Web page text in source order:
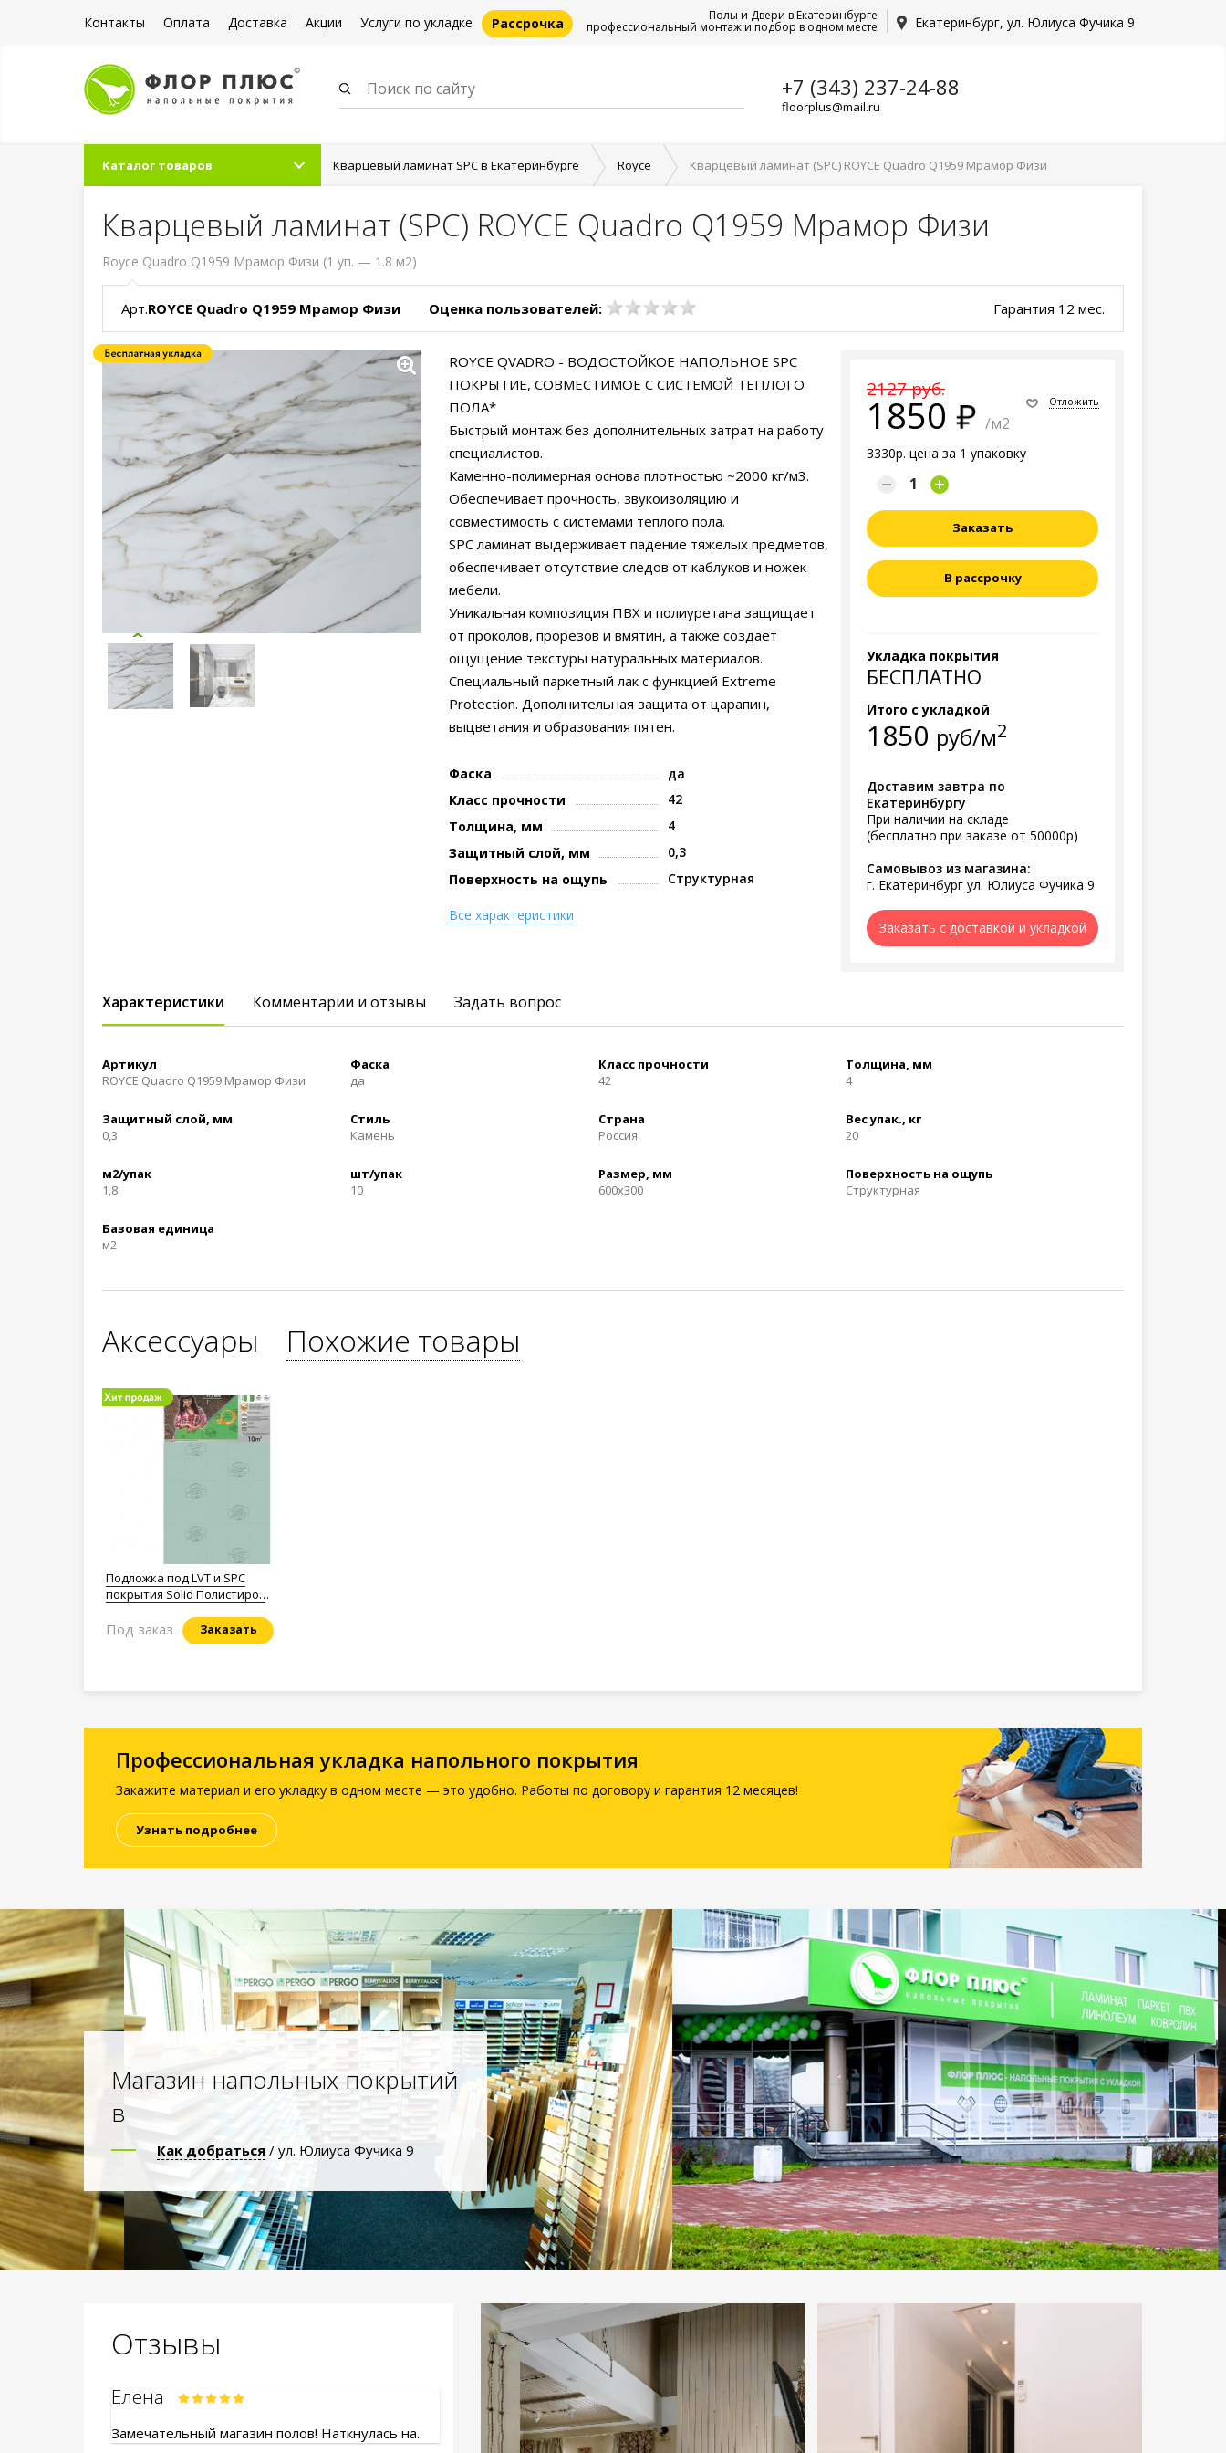
Контакты Оплата Доставка Акции Услуги по укладке Рассрочка Екатеринбург, ул. Юлиуса Фучика 9
Полы и Двери в Екатеринбурге
профессиональный монтаж и подбор в одном месте
+7 (343) 237-24-88
floorplus@mail.ru
Каталог товаров Кварцевый ламинат SPC в Екатеринбурге Royce Кварцевый ламинат (SPC) ROYCE Quadro Q1959 Мрамор Физи
Кварцевый ламинат (SPC) ROYCE Quadro Q1959 Мрамор Физи
Royce Quadro Q1959 Мрамор Физи (1 уп. — 1.8 м2)
Арт.ROYCE Quadro Q1959 Мрамор Физи Оценка пользователей: Гарантия 12 мес.
2127 руб.
1850 /м2
3330р. цена за 1 упаковку
Отложить
Заказать
В рассрочку
Укладка покрытия
БЕСПЛАТНО
Итого с укладкой
1850 руб/м2
Доставим завтра по
Екатеринбургу
При наличии на складе
(бесплатно при заказе от 50000р)
Самовывоз из магазина:
г. Екатеринбург ул. Юлиуса Фучика 9
Заказать с доставкой и укладкой
ROYCE QVADRO - ВОДОСТОЙКОЕ НАПОЛЬНОЕ SPC
ПОКРЫТИЕ, СОВМЕСТИМОЕ С СИСТЕМОЙ ТЕПЛОГО
ПОЛА*
Быстрый монтаж без дополнительных затрат на работу
специалистов.
Каменно-полимерная основа плотностью ~2000 кг/м3.
Обеспечивает прочность, звукоизоляцию и
совместимость с системами теплого пола.
SPC ламинат выдерживает падение тяжелых предметов,
обеспечивает отсутствие следов от каблуков и ножек
мебели.
Уникальная композиция ПВХ и полиуретана защищает
от проколов, прорезов и вмятин, а также создает
ощущение текстуры натуральных материалов.
Специальный паркетный лак с функцией Extreme
Protection. Дополнительная защита от царапин,
выцветания и образования пятен.
Фаска
да
Класс прочности
42
Толщина, мм
4
Защитный слой, мм
0,3
Поверхность на ощупь
Структурная
Все характеристики
Характеристики Комментарии и отзывы Задать вопрос
Артикул
ROYCE Quadro Q1959 Мрамор Физи
Фаска
да
Класс прочности
42
Толщина, мм
4
Защитный слой, мм
0,3
Стиль
Камень
Страна
Россия
Вес упак., кг
20
м2/упак
1,8
шт/упак
10
Размер, мм
600x300
Поверхность на ощупь
Структурная
Базовая единица
м2
Аксессуары Похожие товары
Подложка под LVT и SPC
покрытия Solid Полистирол
Заказать
Под заказ
Профессиональная укладка напольного покрытия
Закажите материал и его укладку в одном месте — это удобно. Работы по договору и гарантия 12 месяцев!
Узнать подробнее
Магазин напольных покрытий
в
Как добраться / ул. Юлиуса Фучика 9
Отзывы
Елена
Замечательный магазин полов! Наткнулась на..